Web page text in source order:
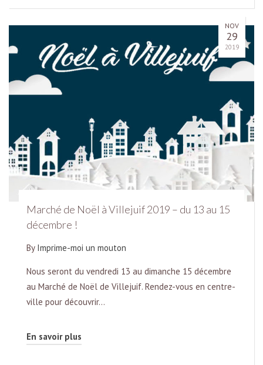
NOV
29
2019
Marché de Noël à Villejuif 2019 – du 13 au 15
décembre !
By Imprime-moi un mouton
Nous seront du vendredi 13 au dimanche 15 décembre
au Marché de Noël de Villejuif. Rendez-vous en centre-
ville pour découvrir…
En savoir plus